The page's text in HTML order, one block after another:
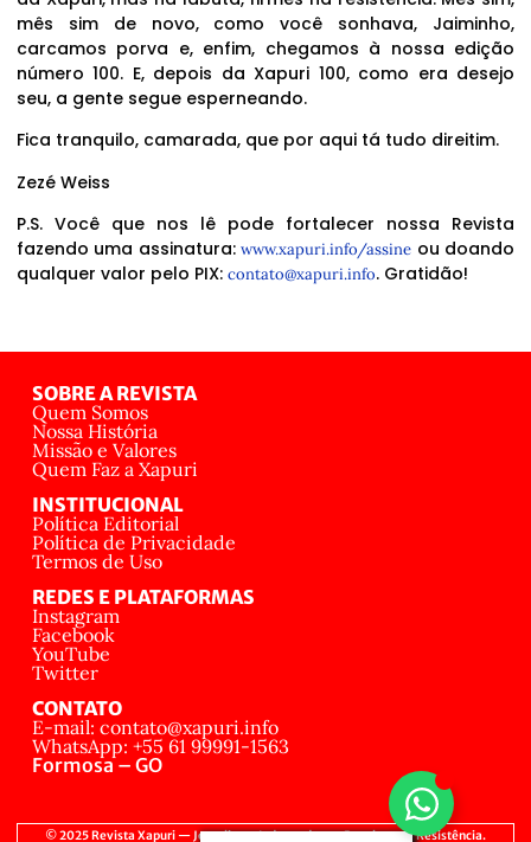
mês sim de novo, como você sonhava, Jaiminho,
carcamos porva e, enfim, chegamos à nossa edição
número 100. E, depois da Xapuri 100, como era desejo
seu, a gente segue esperneando.
Fica tranquilo, camarada, que por aqui tá tudo direitim.
Zezé Weiss
P.S. Você que nos lê pode fortalecer nossa Revista
fazendo uma assinatura:www.xapuri.info/assine ou doando
qualquer valor pelo PIX: contato@xapuri.info. Gratidão!
SOBRE A REVISTA
Quem Somos
Nossa História
Missão e Valores
Quem Faz a Xapuri
INSTITUCIONAL
Política Editorial
Política de Privacidade
Termos de Uso
REDES E PLATAFORMAS
Instagram
Facebook
YouTube
Twitter
CONTATO
E-mail: contato@xapuri.info
WhatsApp: +55 61 99991-1563
Formosa – GO
© 2025 Revista Xapuri — Jornalismo Independente, Popular e de Resistência.